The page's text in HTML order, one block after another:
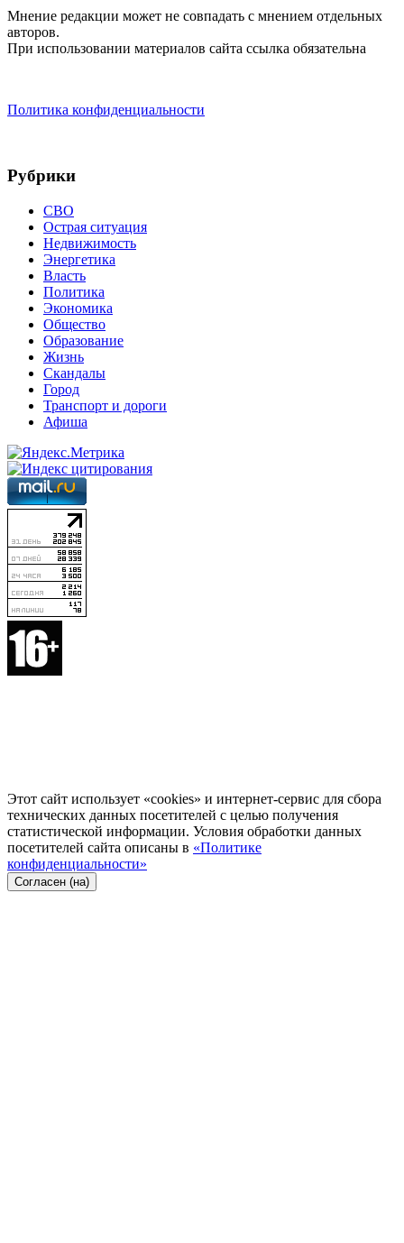
Мнение редакции может не совпадать с мнением отдельных
авторов.
При использовании материалов сайта ссылка обязательна
Политика конфиденциальности
Рубрики
СВО
Острая ситуация
Недвижимость
Энергетика
Власть
Политика
Экономика
Общество
Образование
Жизнь
Скандалы
Город
Транспорт и дороги
Афиша
Этот сайт использует «cookies» и интернет-сервис для сбора
технических данных посетителей с целью получения
статистической информации. Условия обработки данных
посетителей сайта описаны в «Политике
конфиденциальности»
Согласен (на)